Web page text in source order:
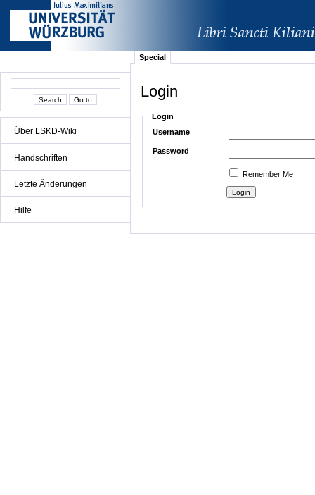
Über LSKD-Wiki
Handschriften
Letzte Änderungen
Hilfe
Special
Login
Login
Username
Password
Remember Me